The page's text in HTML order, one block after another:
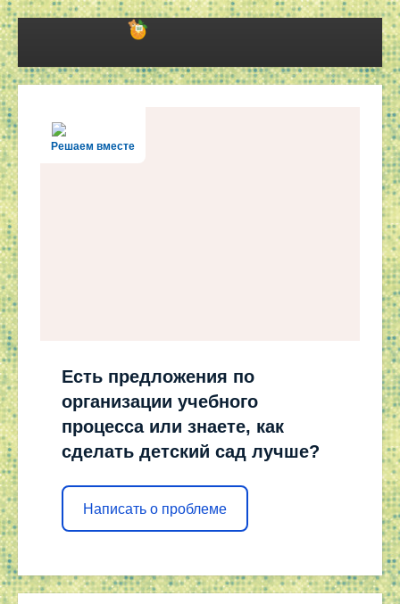
Решаем вместе
Есть предложения по
организации учебного
процесса или знаете, как
сделать детский сад лучше?
Написать о проблеме